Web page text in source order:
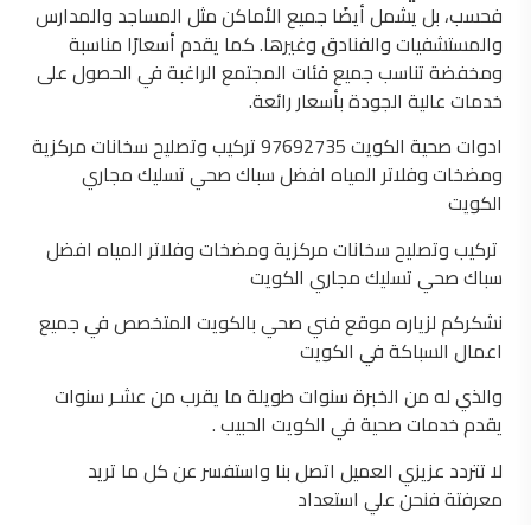
فحسب، بل يشمل أيضًا جميع الأماكن مثل المساجد والمدارس
والمستشفيات والفنادق وغيرها. كما يقدم أسعارًا مناسبة
ومخفضة تناسب جميع فئات المجتمع الراغبة في الحصول على
خدمات عالية الجودة بأسعار رائعة.
ادوات صحية الكويت 97692735 تركيب وتصليح سخانات مركزية
ومضخات وفلاتر المياه افضل سباك صحي تسليك مجاري
الكويت
تركيب وتصليح سخانات مركزية ومضخات وفلاتر المياه افضل
سباك صحي تسليك مجاري الكويت
نشكركم لزياره موقع فني صحي بالكويت المتخصص في جميع
اعمال السباكة في الكويت
والذي له من الخبرة سنوات طويلة ما يقرب من عشـر سنوات
يقدم خدمات صحية في الكويت الحبيب .
لا تتردد عزيزي العميل اتصل بنا واستفسر عن كل ما تريد
معرفتة فنحن علي استعداد